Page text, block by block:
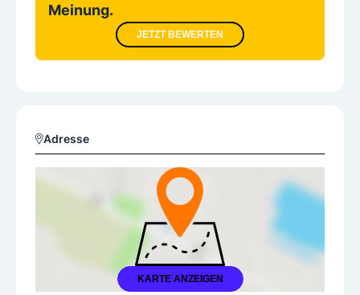
Meinung.
JETZT BEWERTEN
Adresse
KARTE ANZEIGEN